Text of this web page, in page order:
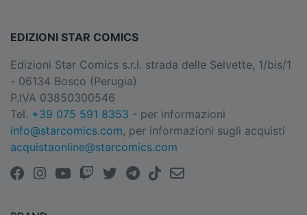
EDIZIONI STAR COMICS
Edizioni Star Comics s.r.l. strada delle Selvette, 1/bis/1
- 06134 Bosco (Perugia)
P.IVA 03850300546
Tel. +39 075 591 8353 - per informazioni
info@starcomics.com, per informazioni sugli acquisti
acquistaonline@starcomics.com